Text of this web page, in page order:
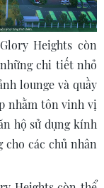
Heights còn
chi tiết nhỏ
lounge và quầy
nhằm tôn vinh vị
hộ sử dụng kính
các chủ nhân